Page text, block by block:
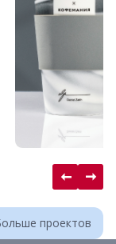
проектов